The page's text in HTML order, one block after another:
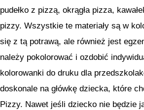
pudełko z pizzą, okrągła pizza,
pizzy. Wszystkie te materiały są w
się z tą potrawą, ale również jest
należy pokolorować i ozdobić
kolorowanki do druku dla
doskonale na główkę dziecka, które
Pizzy. Nawet jeśli dziecko nie będzie